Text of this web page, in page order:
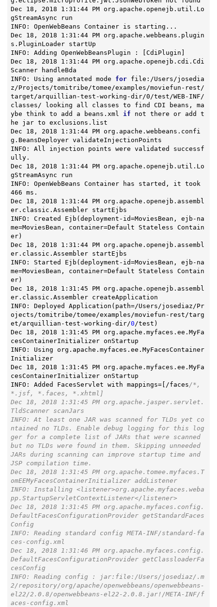
Dec 18, 2018 1:31:44 PM org.apache.openejb.util.Lo
gStreamAsync run
INFO: OpenWebBeans Container is starting...
Dec 18, 2018 1:31:44 PM org.apache.webbeans.plugin
s.PluginLoader startUp
INFO: Adding OpenWebBeansPlugin : [CdiPlugin]
Dec 18, 2018 1:31:44 PM org.apache.openejb.cdi.Cdi
Scanner handleBda
INFO: Using annotated mode for file:/Users/josedia
z/Projects/tomitribe/tomee/examples/moviefun-rest/
target/arquillian-test-working-dir/0/test/WEB-INF/
classes/ looking all classes to find CDI beans, ma
ybe think to add a beans.xml if not there or add t
he jar to exclusions.list
Dec 18, 2018 1:31:44 PM org.apache.webbeans.confi
g.BeansDeployer validateInjectionPoints
INFO: All injection points were validated successf
ully.
Dec 18, 2018 1:31:44 PM org.apache.openejb.util.Lo
gStreamAsync run
INFO: OpenWebBeans Container has started, it took
466 ms.
Dec 18, 2018 1:31:44 PM org.apache.openejb.assembl
er.classic.Assembler startEjbs
INFO: Created Ejb (deployment-id=MoviesBean, ejb-na
me=MoviesBean, container=Default Stateless Contain
er)
Dec 18, 2018 1:31:44 PM org.apache.openejb.assembl
er.classic.Assembler startEjbs
INFO: Started Ejb (deployment-id=MoviesBean, ejb-na
me=MoviesBean, container=Default Stateless Contain
er)
Dec 18, 2018 1:31:45 PM org.apache.openejb.assembl
er.classic.Assembler createApplication
INFO: Deployed Application (path=/Users/josediaz/Pr
ojects/tomitribe/tomee/examples/moviefun-rest/targ
et/arquillian-test-working-dir/0 /test)
Dec 18, 2018 1:31:45 PM org.apache.myfaces.ee.MyFa
cesContainerInitializer onStartup
INFO: Using org.apache.myfaces.ee.MyFacesContainer
Initializer
Dec 18, 2018 1:31:45 PM org.apache.myfaces.ee.MyFa
cesContainerInitializer onStartup
INFO: Added FacesServlet with mappings=[/faces /*,
*.jsf, *.faces, *.xhtml]
Dec 18, 2018 1:31:45 PM org.apache.jasper.servlet.
TldScanner scanJars
INFO: At least one JAR was scanned for TLDs yet co
ntained no TLDs. Enable debug logging for this log
ger for a complete list of JARs that were scanned
but no TLDs were found in them. Skipping unneeded
JARs during scanning can improve startup time and
JSP compilation time.
Dec 18, 2018 1:31:45 PM org.apache.tomee.myfaces.T
omEEMyFacesContainerInitializer addListener
INFO: Installing <listener>org.apache.myfaces.weba
pp.StartupServletContextListener</listener>
Dec 18, 2018 1:31:45 PM org.apache.myfaces.config.
DefaultFacesConfigurationProvider getStandardFaces
Config
INFO: Reading standard config META-INF/standard-fa
ces-config.xml
Dec 18, 2018 1:31:46 PM org.apache.myfaces.config.
DefaultFacesConfigurationProvider getClassloaderFa
cesConfig
INFO: Reading config : jar:file:/Users/josediaz/.m
2/repository/org/apache/openwebbeans/openwebbeans-
el22/2.0.8/openwebbeans-el22-2.0.8.jar!/META-INF/f
aces-config.xml